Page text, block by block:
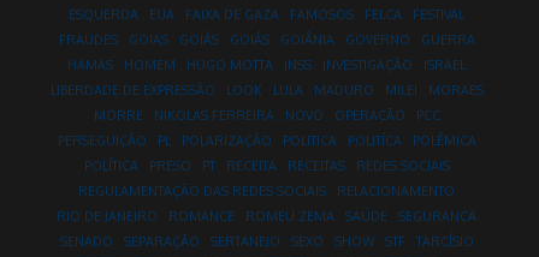
ESQUERDA
EUA FAIXA DE GAZA FAMOSOS FELCA
FESTIVAL
FRAUDES
GOIAS GOIÁS GOIÁS GOIÂNIA GOVERNO
GUERRA
HAMAS
HOMEM HUGO MOTTA INSS INVESTIGAÇÃO
ISRAEL
LIBERDADE DE EXPRESSÃO
LOOK LULA MADURO MILEI
MORAES
MORRE
NIKOLAS FERREIRA NOVO OPERAÇÃO
PCC
PERSEGUIÇÃO
PL POLARIZAÇÃO POLITICA POLITÍCA
POLÊMICA
POLÍTICA
PRESO PT RECEITA RECEITAS
REDES SOCIAIS
REGULAMENTAÇÃO DAS REDES SOCIAIS
RELACIONAMENTO
RIO DE JANEIRO
ROMANCE ROMEU ZEMA SAÚDE
SEGURANÇA
SENADO
SEPARAÇÃO SERTANEJO SEXO SHOW STF
TARCÍSIO